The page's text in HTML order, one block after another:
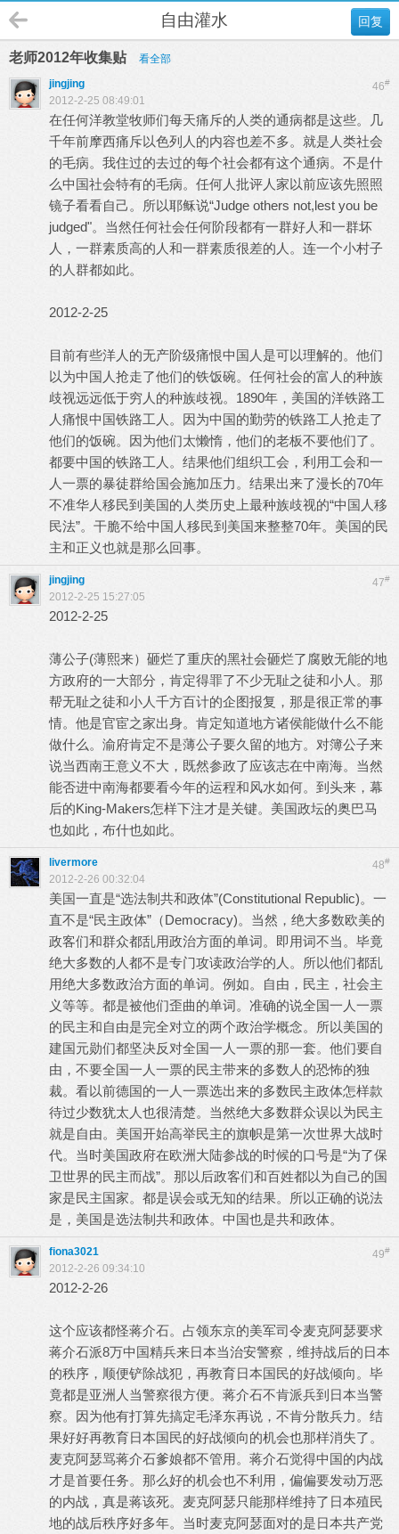
回复
自由灌水
老师2012年收集贴 看全部
46#
jingjing
2012-2-25 08:49:01
在任何洋教堂牧师们每天痛斥的人类的通病都是这些。几
千年前摩西痛斥以色列人的内容也差不多。就是人类社会
的毛病。我住过的去过的每个社会都有这个通病。不是什
么中国社会特有的毛病。任何人批评人家以前应该先照照
镜子看看自己。所以耶稣说“Judge others not,lest you be
judged"。当然任何社会任何阶段都有一群好人和一群坏
人，一群素质高的人和一群素质很差的人。连一个小村子
的人群都如此。
2012-2-25
目前有些洋人的无产阶级痛恨中国人是可以理解的。他们
以为中国人抢走了他们的铁饭碗。任何社会的富人的种族
歧视远远低于穷人的种族歧视。1890年，美国的洋铁路工
人痛恨中国铁路工人。因为中国的勤劳的铁路工人抢走了
他们的饭碗。因为他们太懒惰，他们的老板不要他们了。
都要中国的铁路工人。结果他们组织工会，利用工会和一
人一票的暴徒群给国会施加压力。结果出来了漫长的70年
不准华人移民到美国的人类历史上最种族歧视的“中国人移
民法”。干脆不给中国人移民到美国来整整70年。美国的民
主和正义也就是那么回事。
47#
jingjing
2012-2-25 15:27:05
2012-2-25
薄公子(薄熙来）砸烂了重庆的黑社会砸烂了腐败无能的地
方政府的一大部分，肯定得罪了不少无耻之徒和小人。那
帮无耻之徒和小人千方百计的企图报复，那是很正常的事
情。他是官宦之家出身。肯定知道地方诸侯能做什么不能
做什么。渝府肯定不是薄公子要久留的地方。对簿公子来
说当西南王意义不大，既然参政了应该志在中南海。当然
能否进中南海都要看今年的运程和风水如何。到头来，幕
后的King-Makers怎样下注才是关键。美国政坛的奥巴马
也如此，布什也如此。
48#
livermore
2012-2-26 00:32:04
美国一直是“选法制共和政体”(Constitutional Republic)。一
直不是“民主政体”（Democracy)。当然，绝大多数欧美的
政客们和群众都乱用政治方面的单词。即用词不当。毕竟
绝大多数的人都不是专门攻读政治学的人。所以他们都乱
用绝大多数政治方面的单词。例如。自由，民主，社会主
义等等。都是被他们歪曲的单词。准确的说全国一人一票
的民主和自由是完全对立的两个政治学概念。所以美国的
建国元勋们都坚决反对全国一人一票的那一套。他们要自
由，不要全国一人一票的民主带来的多数人的恐怖的独
裁。看以前德国的一人一票选出来的多数民主政体怎样款
待过少数犹太人也很清楚。当然绝大多数群众误以为民主
就是自由。美国开始高举民主的旗帜是第一次世界大战时
代。当时美国政府在欧洲大陆参战的时候的口号是“为了保
卫世界的民主而战”。那以后政客们和百姓都以为自己的国
家是民主国家。都是误会或无知的结果。所以正确的说法
是，美国是选法制共和政体。中国也是共和政体。
49#
fiona3021
2012-2-26 09:34:10
2012-2-26
这个应该都怪蒋介石。占领东京的美军司令麦克阿瑟要求
蒋介石派8万中国精兵来日本当治安警察，维持战后的日本
的秩序，顺便铲除战犯，再教育日本国民的好战倾向。毕
竟都是亚洲人当警察很方便。蒋介石不肯派兵到日本当警
察。因为他有打算先搞定毛泽东再说，不肯分散兵力。结
果好好再教育日本国民的好战倾向的机会也那样消失了。
麦克阿瑟骂蒋介石爹娘都不管用。蒋介石觉得中国的内战
才是首要任务。那么好的机会也不利用，偏偏要发动万恶
的内战，真是蒋该死。麦克阿瑟只能那样维持了日本殖民
地的战后秩序好多年。当时麦克阿瑟面对的是日本共产党